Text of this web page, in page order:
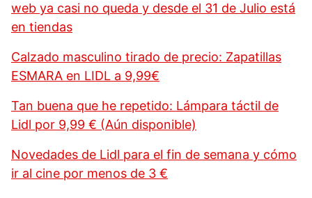
web ya casi no queda y desde el 31 de Julio está
en tiendas
Calzado masculino tirado de precio: Zapatillas
ESMARA en LIDL a 9,99€
Tan buena que he repetido: Lámpara táctil de
Lidl por 9,99 € (Aún disponible)
Novedades de Lidl para el fin de semana y cómo
ir al cine por menos de 3 €